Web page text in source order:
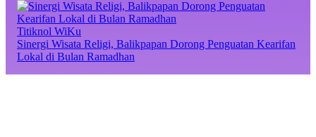
Titiknol WiKu
Sinergi Wisata Religi, Balikpapan Dorong Penguatan Kearifan
Lokal di Bulan Ramadhan